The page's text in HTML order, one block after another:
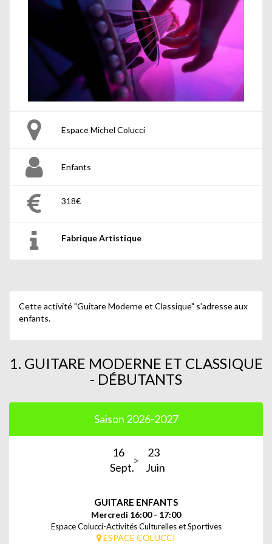
Espace Michel Colucci
Enfants
318€
Fabrique Artistique
Cette activité "Guitare Moderne et Classique" s'adresse aux
enfants.
1. GUITARE MODERNE ET CLASSIQUE
- DÉBUTANTS
Saison 2026-2027
16
Sept.
23
Juin
GUITARE ENFANTS
Mercredi 16:00 - 17:00
Espace Colucci-Activités Culturelles et Sportives
ESPACE COLUCCI